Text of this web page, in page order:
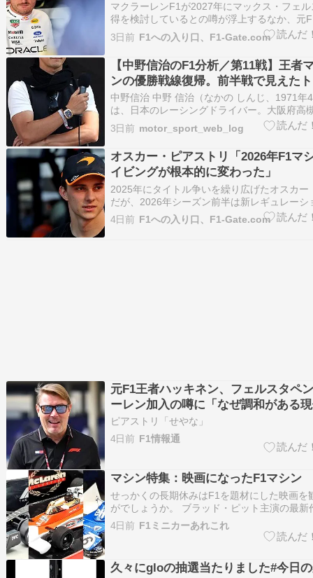
マクラーレンF1が2027年にマックス・フェ
得を検討しているとの噂が浮上するなか、元
ャンピオンのミカ・ハッキネンは、現在のド
ンアップを維持すべきだとの考えを示した。
ン序盤から、現行レギュレーションへの不満
れる成…
3日前 F1への入り口、F1-Gate.com
【中野信治のF1分析／第11戦】王者
ンの優勝戦線復帰。前半戦で見えた
ムの車両特性と強み
中野信治 中野 信治（なかの しんじ、1971年
は、日本のレーシングドライバー。大阪府高
父の常治も家業と兼業しながらFFスーパーシ
や全日本F2選手権などに参戦したレーシング
あり、中野は父がレースに参戦する姿を鈴鹿
で…
3日前 motor_sport_web_log
オスカー・ピアストリ「2026年F1マ
イビングが根本的に変わった」
2025年にタイトル争いを繰り広げたオスカー
だが、2026年シーズン前半は新レギュレーシ
に苦戦した。しかし、マクラーレンのドライ
ズン終盤戦へ向けてマシンを速く走らせるた
4日前 F1への入り口、F1-Gate.com
元F1王者ハッキネン、フェルスタペ
ーレン加入の噂に「なぜ調和がある
す必要がある？」
ピアストリ「せやな」
4日前 F1情報通
マシン特集：映画になったF1マシン
せっかくの長期休みはF1を題材にした映画を
がでしょうか。 ブラッド・ピット主演の最新
Movie」以外にも、F1を題材にした映画は半
作られた傑作がいくつも存在します。 今回は
画の個人的な感想と見どころ、そして登場
4日前 F1ミニカーあれこれ
久々にgloの抽選当たりました#今日